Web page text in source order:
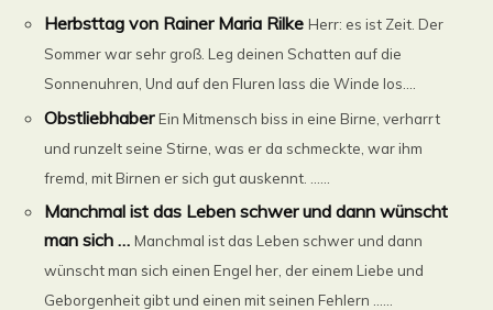
Herbsttag von Rainer Maria Rilke Herr: es ist Zeit. Der
Sommer war sehr groß. Leg deinen Schatten auf die
Sonnenuhren, Und auf den Fluren lass die Winde los....
Obstliebhaber Ein Mitmensch biss in eine Birne, verharrt
und runzelt seine Stirne, was er da schmeckte, war ihm
fremd, mit Birnen er sich gut auskennt. ......
Manchmal ist das Leben schwer und dann wünscht
man sich … Manchmal ist das Leben schwer und dann
wünscht man sich einen Engel her, der einem Liebe und
Geborgenheit gibt und einen mit seinen Fehlern ......